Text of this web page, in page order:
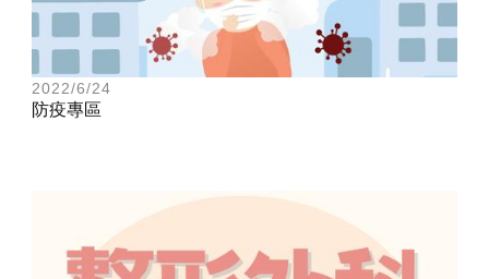
2022/6/24
防疫專區